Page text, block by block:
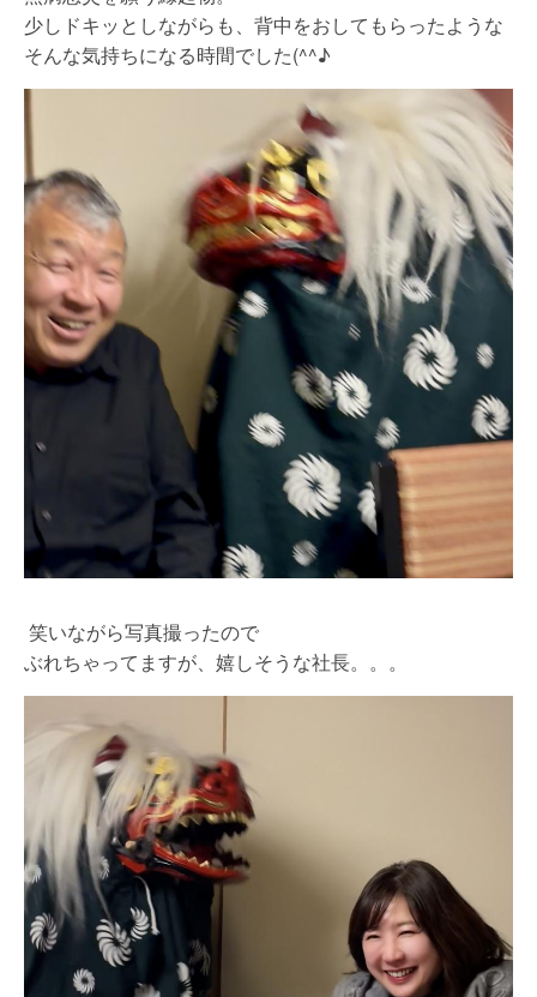
少しドキッとしながらも、背中をおしてもらったような
そんな気持ちになる時間でした(^^♪
笑いながら写真撮ったので
ぶれちゃってますが、嬉しそうな社長。。。